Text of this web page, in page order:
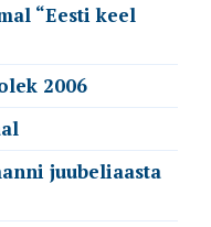
“Eesti keel
2006
juubeliaasta